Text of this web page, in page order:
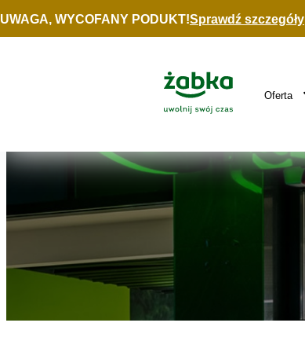
Idź do treści
UWAGA, WYCOFANY PODUKT!Sprawdź szczegóły
Główne
Logo
Główna
Nawigacja
Oferta